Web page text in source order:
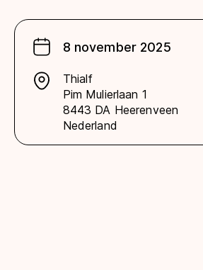
8 november 2025
Thialf
Pim Mulierlaan 1
8443 DA Heerenveen
Nederland